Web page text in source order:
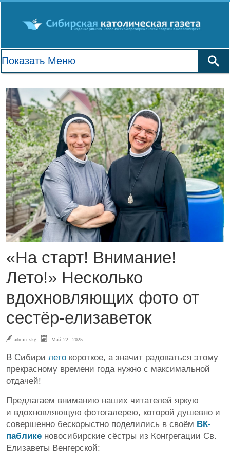
«На старт! Внимание!
Лето!» Несколько
вдохновляющих фото от
сестёр-елизаветок
admin skg Май 22, 2025
В Сибири лето короткое, а значит радоваться этому
прекрасному времени года нужно с максимальной
отдачей!
Предлагаем вниманию наших читателей яркую
и вдохновляющую фотогалерею, которой душевно и
совершенно бескорыстно поделились в своём ВК-
паблике новосибирские сёстры из Конгрегации Св.
Елизаветы Венгерской: